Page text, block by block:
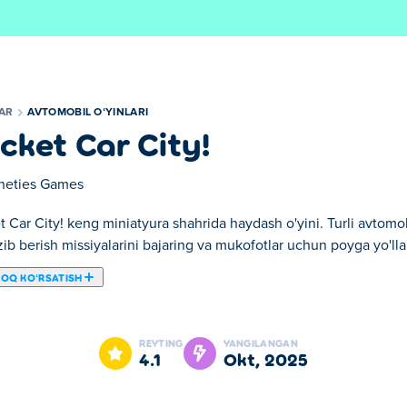
AVTOMOBIL OʻYINLARI
Car City!
Games
Car City! keng miniatyura shahrida haydash o'yini. Turli
berish missiyalarini bajaring va mukofotlar uchun poyga
KOʻRSATISH
maydoningiz bo'lgan yovvoyi haydash o'yini! Ko'chalarda
to'plang. Birida kashf etish, halokat va poyga qilishni
REYTING
4.1
YANGILANGAN
okt, 2025